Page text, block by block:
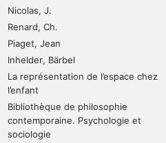
Nicolas J.
Renard Ch.
Piaget Jean
Inhelder Bärbel
La représentation de l’espace chez
l’enfant
Bibliothèque de philosophie
contemporaine. Psychologie et
sociologie